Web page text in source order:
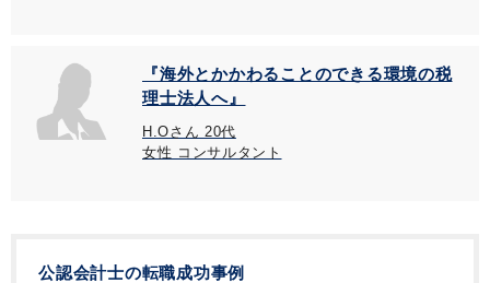
『海外とかかわることのできる環境の税
理士法人へ』
H.Oさん 20代
女性 コンサルタント
公認会計士の転職成功事例